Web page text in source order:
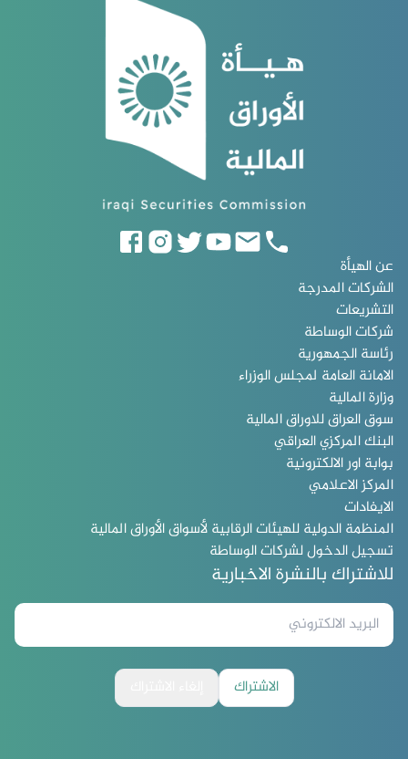
عن الهيأة
الشركات المدرجة
التشريعات
شركات الوساطة
رئاسة الجمهورية
الامانة العامة لمجلس الوزراء
وزارة المالية
سوق العراق للاوراق المالية
البنك المركزي العراقي
بوابة اور الالكترونية
المركز الاعلامي
الايفادات
المنظمة الدولية للهيئات الرقابية لأسواق الأوراق المالية
تسجيل الدخول لشركات الوساطة
للاشتراك بالنشرة الاخبارية
الاشتراك